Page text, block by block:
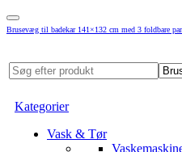
Brusevæg til badekar 141×132 cm med 3 foldbare
Kategorier
Vask & Tør